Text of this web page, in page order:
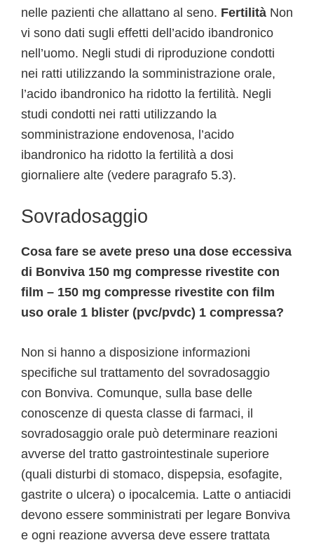
nelle pazienti che allattano al seno. Fertilità Non
vi sono dati sugli effetti dell’acido ibandronico
nell’uomo. Negli studi di riproduzione condotti
nei ratti utilizzando la somministrazione orale,
l’acido ibandronico ha ridotto la fertilità. Negli
studi condotti nei ratti utilizzando la
somministrazione endovenosa, l’acido
ibandronico ha ridotto la fertilità a dosi
giornaliere alte (vedere paragrafo 5.3).
Sovradosaggio
Cosa fare se avete preso una dose eccessiva
di Bonviva 150 mg compresse rivestite con
film – 150 mg compresse rivestite con film
uso orale 1 blister (pvc/pvdc) 1 compressa?
Non si hanno a disposizione informazioni
specifiche sul trattamento del sovradosaggio
con Bonviva. Comunque, sulla base delle
conoscenze di questa classe di farmaci, il
sovradosaggio orale può determinare reazioni
avverse del tratto gastrointestinale superiore
(quali disturbi di stomaco, dispepsia, esofagite,
gastrite o ulcera) o ipocalcemia. Latte o antiacidi
devono essere somministrati per legare Bonviva
e ogni reazione avversa deve essere trattata